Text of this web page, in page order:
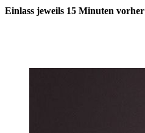
Einlass jeweils 15 Minuten vorher